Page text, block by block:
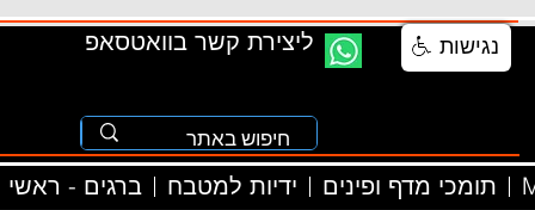
ליצירת קשר בוואטסאפ
ברגים - ראשי ידיות למטבח תומכי מדף ופינים
נגישות